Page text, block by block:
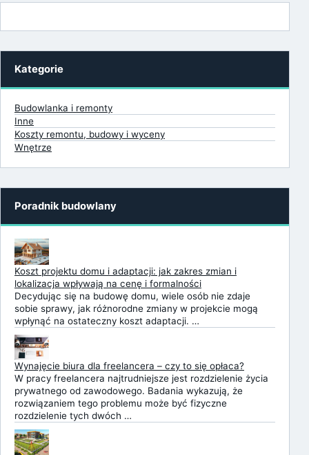
Kategorie
Budowlanka i remonty
Inne
Koszty remontu, budowy i wyceny
Wnętrze
Poradnik budowlany
Koszt projektu domu i adaptacji: jak zakres zmian i
lokalizacja wpływają na cenę i formalności
Decydując się na budowę domu, wiele osób nie zdaje
sobie sprawy, jak różnorodne zmiany w projekcie mogą
wpłynąć na ostateczny koszt adaptacji. …
Wynajęcie biura dla freelancera – czy to się opłaca?
W pracy freelancera najtrudniejsze jest rozdzielenie życia
prywatnego od zawodowego. Badania wykazują, że
rozwiązaniem tego problemu może być fizyczne
rozdzielenie tych dwóch …